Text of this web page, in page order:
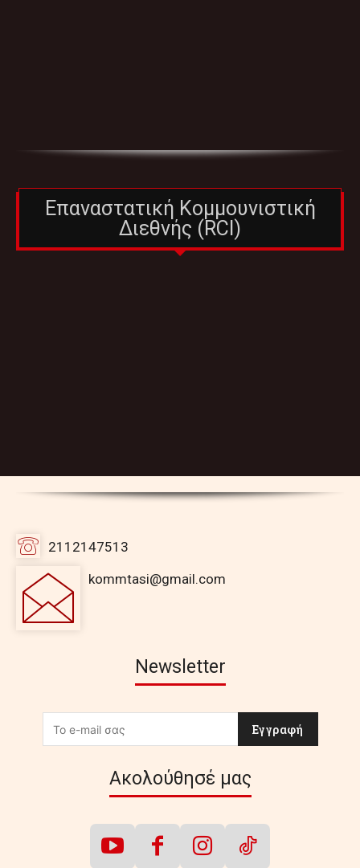
Επαναστατική Κομμουνιστική
Διεθνής (RCI)
2112147513
kommtasi@gmail.com
Newsletter
Εγγραφή
Ακολούθησέ μας